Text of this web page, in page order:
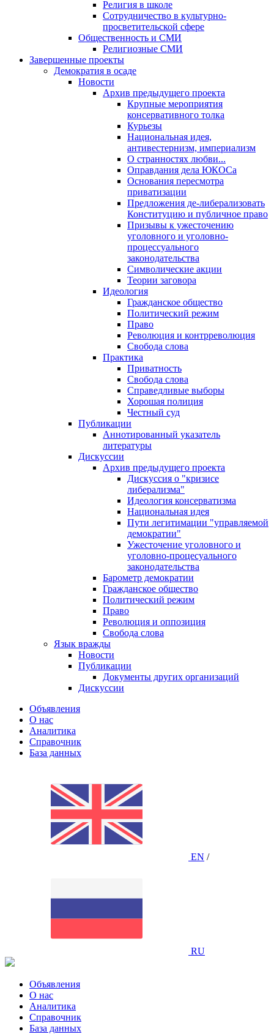
Религия в школе
Сотрудничество в культурно-
просветительской сфере
Общественность и СМИ
Религиозные СМИ
Завершенные проекты
Демократия в осаде
Новости
Архив предыдущего проекта
Крупные мероприятия
консервативного толка
Курьезы
Национальная идея,
антивестернизм, империализм
О странностях любви...
Оправдания дела ЮКОСа
Основания пересмотра
приватизации
Предложения де-либерализовать
Конституцию и публичное право
Призывы к ужесточению
уголовного и уголовно-
процессуального
законодательства
Символические акции
Теории заговора
Идеология
Гражданское общество
Политический режим
Право
Революция и контрреволюция
Свобода слова
Практика
Приватность
Свобода слова
Справедливые выборы
Хорошая полиция
Честный суд
Публикации
Аннотированный указатель
литературы
Дискуссии
Архив предыдущего проекта
Дискуссия о "кризисе
либерализма"
Идеология консерватизма
Национальная идея
Пути легитимации "управляемой
демократии"
Ужесточение уголовного и
уголовно-процесуального
законодательства
Барометр демократии
Гражданское общество
Политический режим
Право
Революция и оппозиция
Свобода слова
Язык вражды
Новости
Публикации
Документы других организаций
Дискуссии
Объявления
О нас
Аналитика
Справочник
База данных
EN /
RU
Объявления
О нас
Аналитика
Справочник
База данных